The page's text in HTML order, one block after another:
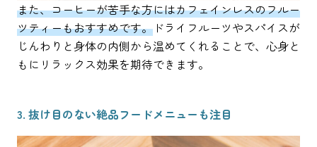
また、コーヒーが苦手な方にはカフェインレスのフルー
ツティーもおすすめです。 ドライフルーツやスパイスが
じんわりと身体の内側から温めてくれることで、心身と
もにリラックス効果を期待できます。
3. 抜け目のない絶品フードメニューも注目